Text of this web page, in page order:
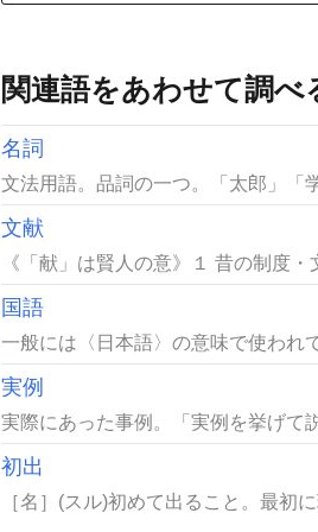
関連語をあわせて調べ
名詞
文法用語。品詞の一つ。「太郎」「
文献
《「献」は賢人の意》１ 昔の制度
国語
一般には〈日本語〉の意味で使われ
実例
実際にあった事例。「実例を挙げて
初出
［名］(スル)初めて出ること。最初